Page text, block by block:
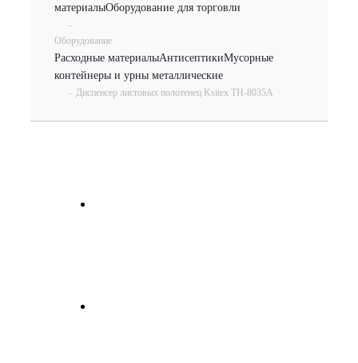
материалыОборудование для торговли
-
Оборудование
Расходные материалыАнтисептикиМусорные
контейнеры и урны металлические
- Диспенсер листовых полотенец Ksitex TH-8035A